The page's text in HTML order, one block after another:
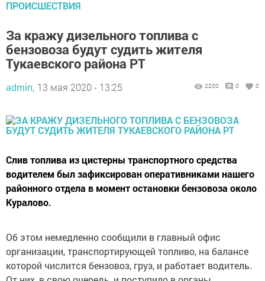
ПРОИСШЕСТВИЯ
За кражу дизельного топлива с
бензовоза будут судить жителя
Тукаевского района РТ
admin, 13 мая 2020 - 13:25 2200 0 0
Слив топлива из цистерны транспортного средства
водителем был зафиксирован оперативниками нашего
районного отдела в момент остановки бензовоза около
Куралово.
Об этом немедленно сообщили в главный офис
организации, транспортирующей топливо, на балансе
которой числится бензовоз, груз, и работает водитель.